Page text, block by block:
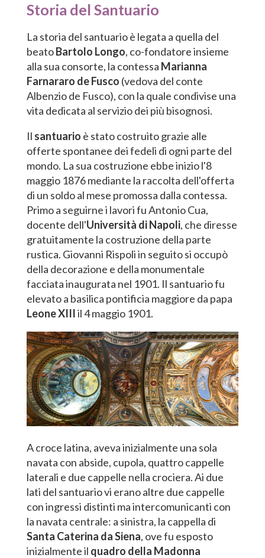
Storia del Santuario
La storia del santuario è legata a quella del
beatoBartolo Longo, co-fondatore insieme
alla sua consorte, la contessa Marianna
Farnararo de Fusco (vedova del conte
Albenzio de Fusco), con la quale condivise una
vita dedicata al servizio dei più bisognosi.
Il santuario è stato costruito grazie alle
offerte spontanee dei fedeli di ogni parte del
mondo. La sua costruzione ebbe inizio l'8
maggio 1876 mediante la raccolta dell'offerta
di un soldo al mese promossa dalla contessa.
Primo a seguirne i lavori fu Antonio Cua,
docente dell'Università di Napoli, che diresse
gratuitamente la costruzione della parte
rustica. Giovanni Rispoli in seguito si occupò
della decorazione e della monumentale
facciata inaugurata nel 1901. Il santuario fu
elevato a basilica pontificia maggiore da papa
Leone XIIIil 4 maggio 1901.
A croce latina, aveva inizialmente una sola
navata con abside, cupola, quattro cappelle
laterali e due cappelle nella crociera. Ai due
lati del santuario vi erano altre due cappelle
con ingressi distinti ma intercomunicanti con
la navata centrale: a sinistra, la cappella di
Santa Caterina da Siena, ove fu esposto
inizialmente il quadro della Madonna